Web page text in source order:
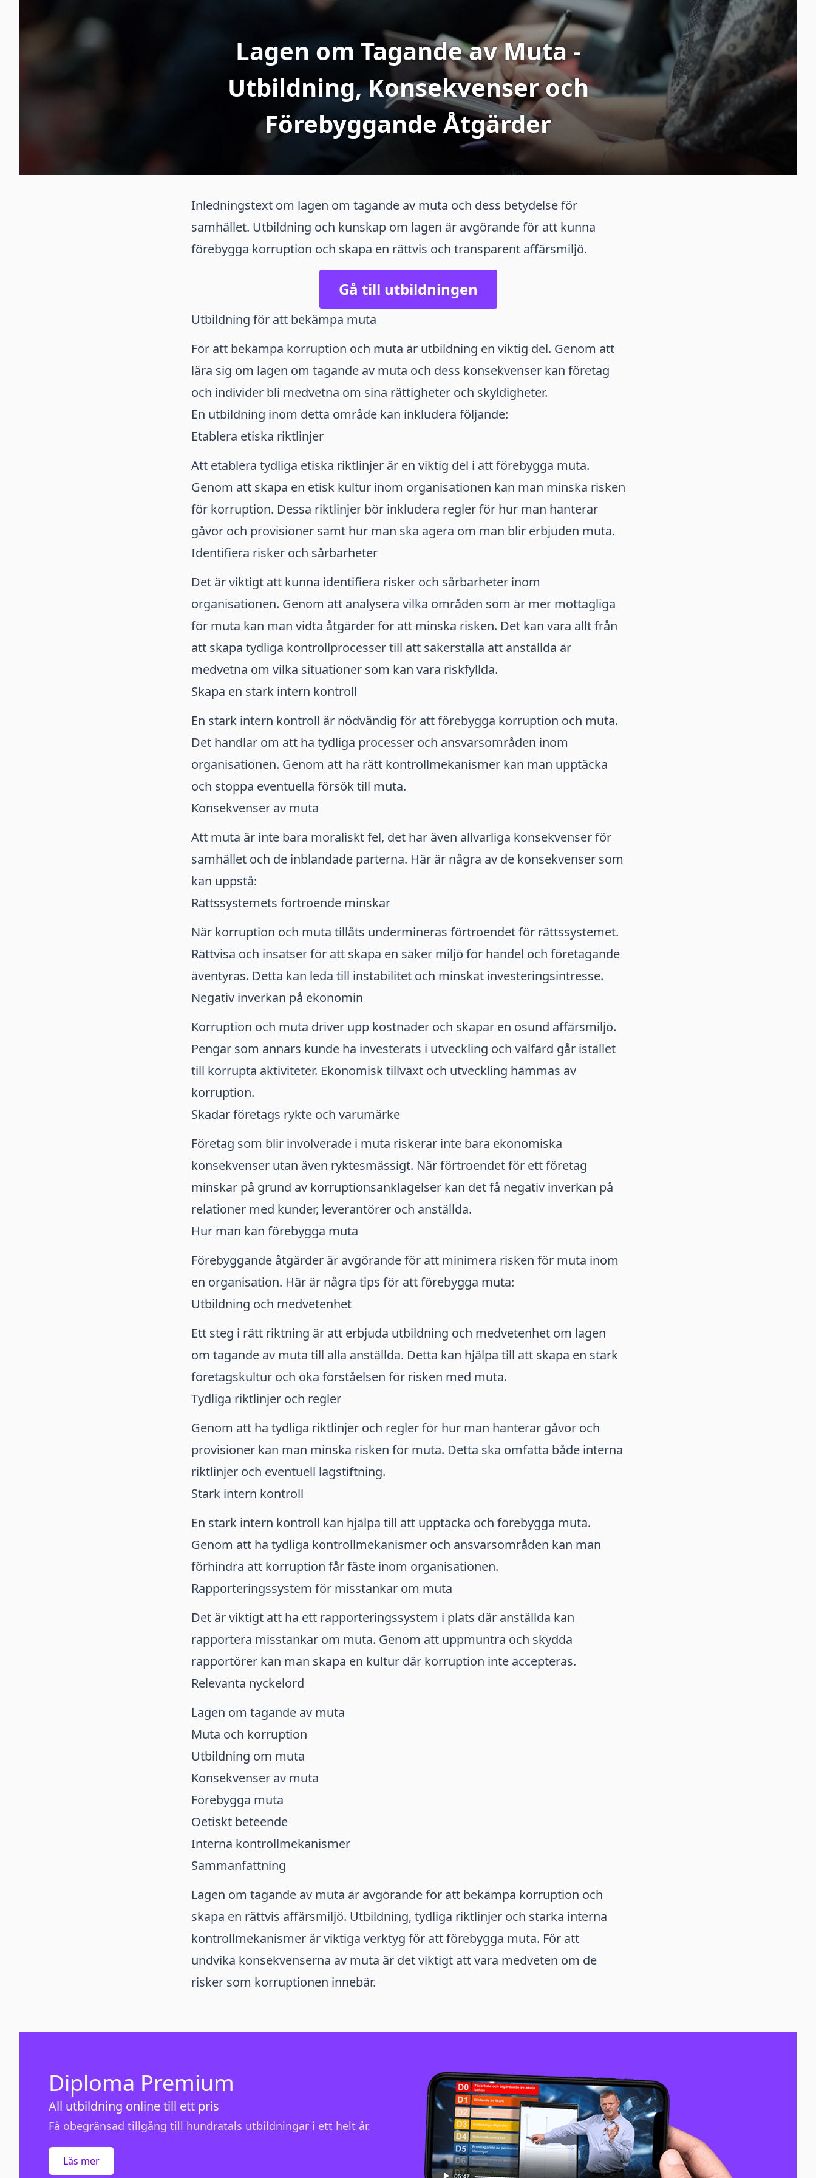
Lagen om Tagande av Muta -
Utbildning, Konsekvenser och
Förebyggande Åtgärder
Inledningstext om lagen om tagande av muta och dess betydelse för
samhället. Utbildning och kunskap om lagen är avgörande för att kunna
förebygga korruption och skapa en rättvis och transparent affärsmiljö.
Gå till utbildningen
Utbildning för att bekämpa muta
För att bekämpa korruption och muta är utbildning en viktig del. Genom att
lära sig om lagen om tagande av muta och dess konsekvenser kan företag
och individer bli medvetna om sina rättigheter och skyldigheter.
En utbildning inom detta område kan inkludera följande:
Etablera etiska riktlinjer
Att etablera tydliga etiska riktlinjer är en viktig del i att förebygga muta.
Genom att skapa en etisk kultur inom organisationen kan man minska risken
för korruption. Dessa riktlinjer bör inkludera regler för hur man hanterar
gåvor och provisioner samt hur man ska agera om man blir erbjuden muta.
Identifiera risker och sårbarheter
Det är viktigt att kunna identifiera risker och sårbarheter inom
organisationen. Genom att analysera vilka områden som är mer mottagliga
för muta kan man vidta åtgärder för att minska risken. Det kan vara allt från
att skapa tydliga kontrollprocesser till att säkerställa att anställda är
medvetna om vilka situationer som kan vara riskfyllda.
Skapa en stark intern kontroll
En stark intern kontroll är nödvändig för att förebygga korruption och muta.
Det handlar om att ha tydliga processer och ansvarsområden inom
organisationen. Genom att ha rätt kontrollmekanismer kan man upptäcka
och stoppa eventuella försök till muta.
Konsekvenser av muta
Att muta är inte bara moraliskt fel, det har även allvarliga konsekvenser för
samhället och de inblandade parterna. Här är några av de konsekvenser som
kan uppstå:
Rättssystemets förtroende minskar
När korruption och muta tillåts undermineras förtroendet för rättssystemet.
Rättvisa och insatser för att skapa en säker miljö för handel och företagande
äventyras. Detta kan leda till instabilitet och minskat investeringsintresse.
Negativ inverkan på ekonomin
Korruption och muta driver upp kostnader och skapar en osund affärsmiljö.
Pengar som annars kunde ha investerats i utveckling och välfärd går istället
till korrupta aktiviteter. Ekonomisk tillväxt och utveckling hämmas av
korruption.
Skadar företags rykte och varumärke
Företag som blir involverade i muta riskerar inte bara ekonomiska
konsekvenser utan även ryktesmässigt. När förtroendet för ett företag
minskar på grund av korruptionsanklagelser kan det få negativ inverkan på
relationer med kunder, leverantörer och anställda.
Hur man kan förebygga muta
Förebyggande åtgärder är avgörande för att minimera risken för muta inom
en organisation. Här är några tips för att förebygga muta:
Utbildning och medvetenhet
Ett steg i rätt riktning är att erbjuda utbildning och medvetenhet om lagen
om tagande av muta till alla anställda. Detta kan hjälpa till att skapa en stark
företagskultur och öka förståelsen för risken med muta.
Tydliga riktlinjer och regler
Genom att ha tydliga riktlinjer och regler för hur man hanterar gåvor och
provisioner kan man minska risken för muta. Detta ska omfatta både interna
riktlinjer och eventuell lagstiftning.
Stark intern kontroll
En stark intern kontroll kan hjälpa till att upptäcka och förebygga muta.
Genom att ha tydliga kontrollmekanismer och ansvarsområden kan man
förhindra att korruption får fäste inom organisationen.
Rapporteringssystem för misstankar om muta
Det är viktigt att ha ett rapporteringssystem i plats där anställda kan
rapportera misstankar om muta. Genom att uppmuntra och skydda
rapportörer kan man skapa en kultur där korruption inte accepteras.
Relevanta nyckelord
Lagen om tagande av muta
Muta och korruption
Utbildning om muta
Konsekvenser av muta
Förebygga muta
Oetiskt beteende
Interna kontrollmekanismer
Sammanfattning
Lagen om tagande av muta är avgörande för att bekämpa korruption och
skapa en rättvis affärsmiljö. Utbildning, tydliga riktlinjer och starka interna
kontrollmekanismer är viktiga verktyg för att förebygga muta. För att
undvika konsekvenserna av muta är det viktigt att vara medveten om de
risker som korruptionen innebär.
Diploma Premium
All utbildning online till ett pris
Få obegränsad tillgång till hundratals utbildningar i ett helt år.
Läs mer